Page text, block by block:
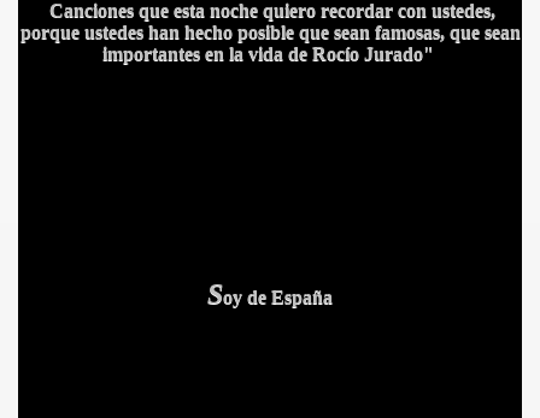
Canciones que esta noche quiero recordar con ustedes,
porque ustedes han hecho posible que sean famosas, que sean
importantes en la vida de Rocío Jurado"
Soy de España